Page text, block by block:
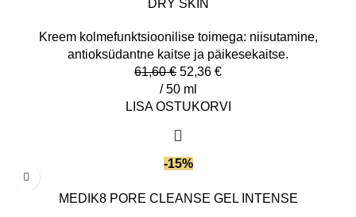
DRY SKIN
Kreem kolmefunktsioonilise toimega: niisutamine,
antioksüdantne kaitse ja päikesekaitse.
61,60€ 52,36 €
/ 50 ml
LISA OSTUKORVI
-15%
MEDIK8 PORE CLEANSE GEL INTENSE